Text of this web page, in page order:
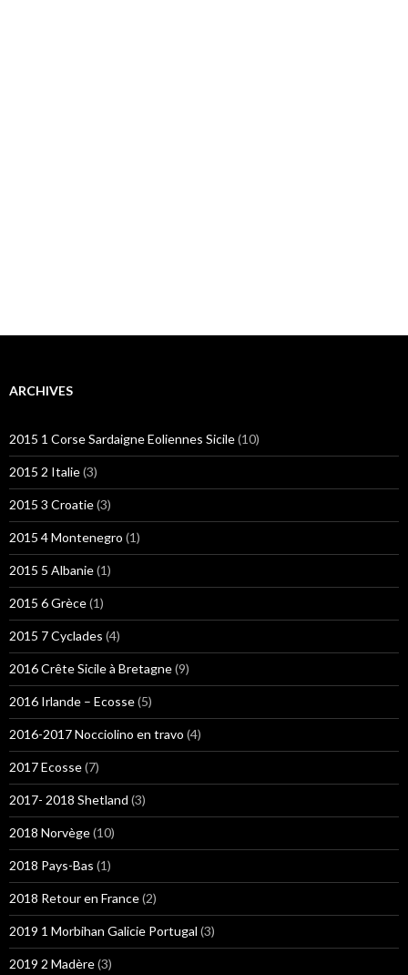
ARCHIVES
2015 1 Corse Sardaigne Eoliennes Sicile(10)
2015 2 Italie(3)
2015 3 Croatie(3)
2015 4 Montenegro (1)
2015 5 Albanie(1)
2015 6 Grèce(1)
2015 7 Cyclades (4)
2016 Crête Sicile à Bretagne(9)
2016 Irlande – Ecosse(5)
2016-2017 Nocciolino en travo (4)
2017 Ecosse(7)
2017- 2018 Shetland (3)
2018 Norvège(10)
2018 Pays-Bas (1)
2018 Retour en France(2)
2019 1 Morbihan Galicie Portugal (3)
2019 2 Madère(3)